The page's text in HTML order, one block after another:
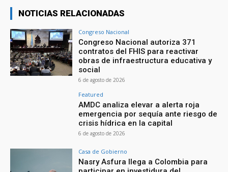
NOTICIAS RELACIONADAS
Congreso Nacional
Congreso Nacional autoriza 371
contratos del FHIS para reactivar
obras de infraestructura educativa y
social
6 de agosto de 2026
Featured
AMDC analiza elevar a alerta roja
emergencia por sequía ante riesgo de
crisis hídrica en la capital
6 de agosto de 2026
Casa de Gobierno
Nasry Asfura llega a Colombia para